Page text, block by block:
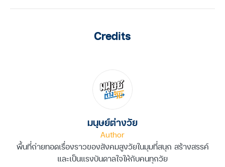
Credits
มนุษย์ต่างวัย
Author
พื้นที่ถ่ายทอดเรื่องราวของสังคมสูงวัยในมุมที่สนุก สร้างสรรค์
และเป็นแรงบันดาลใจให้กับคนทุกวัย